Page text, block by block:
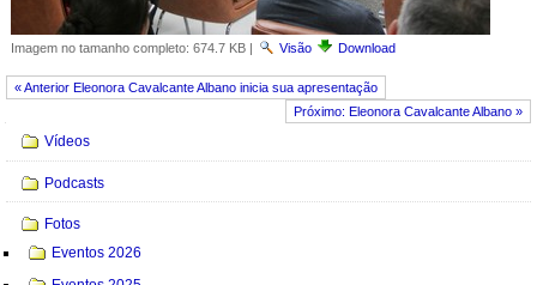
Imagem no tamanho completo: 674.7 KB| Visão Download
« Anterior Eleonora Cavalcante Albano inicia sua apresentação
Próximo: Eleonora Cavalcante Albano »
Navegação
Vídeos
Podcasts
Fotos
Eventos 2026